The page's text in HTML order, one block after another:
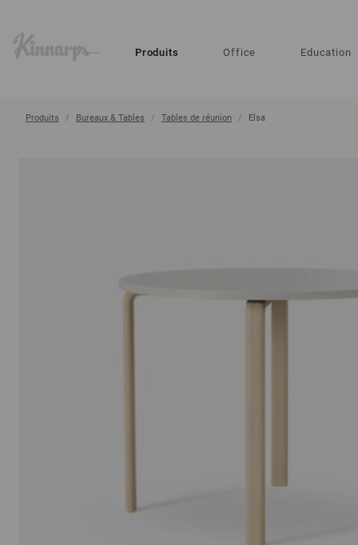
Produits Office Education
Produits Bureaux & Tables Tables de réunion Elsa